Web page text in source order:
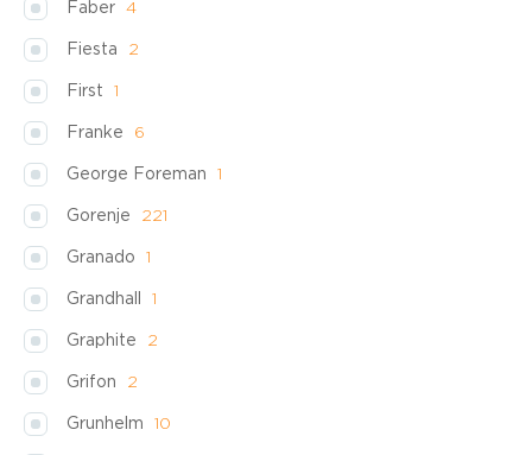
Faber 4
Fiesta 2
First 1
Franke 6
George Foreman 1
Gorenje 221
Granado 1
Grandhall 1
Graphite 2
Grifon 2
Grunhelm 10